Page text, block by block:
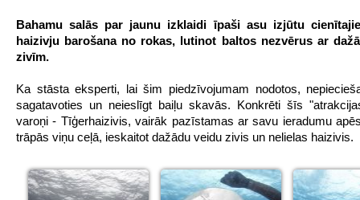
Bahamu salās par jaunu izklaidi īpaši asu izjūtu
haizivju barošana no rokas, lutinot baltos nezvērus ar
zivīm.
Ka stāsta eksperti, lai šim piedzīvojumam nodotos,
sagatavoties un neieslīgt baiļu skavās. Konkrēti šīs
varoņi - Tīģerhaizivis, vairāk pazīstamas ar savu ieradumu
trāpās viņu ceļā, ieskaitot dažādu veidu zivis un nelielas haizivis.